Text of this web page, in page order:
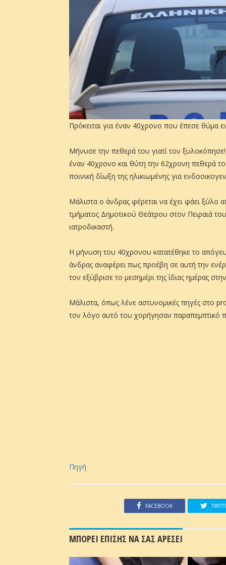
Πρόκειται για έναν 40χρονο που έπεσε θύμα
Μήνυσε την πεθερά του γιατί τον
έναν 40χρονο και θύτη την 62χρονη πεθερά
ποινική δίωξη της ηλικιωμένης για
Μάλιστα ο άνδρας φέρεται να έχει φάει ξύλο
τμήματος Δημοτικού Θεάτρου στον Πειραιά
ιατροδικαστή.
Η μήνυση του 40χρονου κατατέθηκε το
άνδρας αναφέρει πως προέβη σε αυτή την
τον εξύβρισε το μεσημέρι της ίδιας ημέρας
Μάλιστα, όπως λένε αστυνομικές πηγές στο
τον λόγο αυτό του χορήγησαν παραπεμπτικό
Πηγή
FACEBOOK
ΜΠΟΡΕΙ ΕΠΙΣΗΣ ΝΑ ΣΑΣ ΑΡΕΣΕΙ